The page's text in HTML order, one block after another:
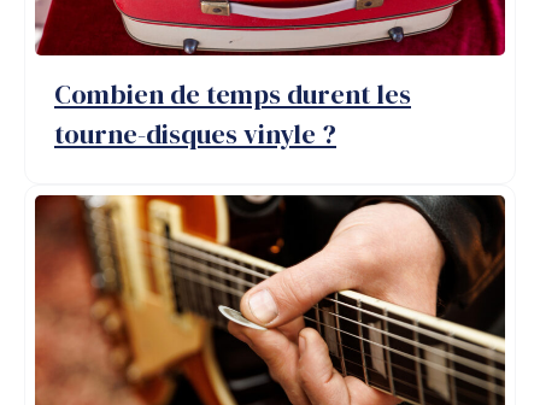
Combien de temps durent les
tourne-disques vinyle ?